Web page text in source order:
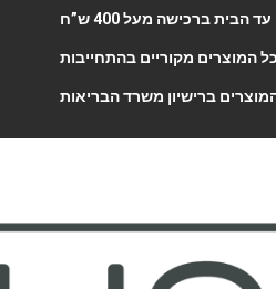
הבית ברכישה מעל 400 ש”ח
כל המוצרים מקוריים בהתחייבות
ברישיון משרד הבריאות